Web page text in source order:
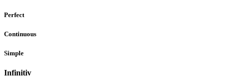
Perfect
Continuous
Simple
Infinitiv